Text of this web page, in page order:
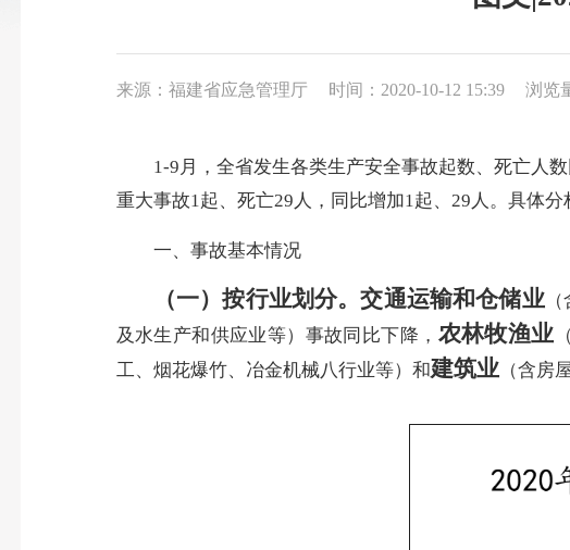
来源：福建省应急管理厅 时间：2020-10-12 15:39 浏览
1-9月，全省发生各类生产安全事故起数、死亡人数
重大事故1起、死亡29人，同比增加1起、29人。具体分
一、事故基本情况
（一）按行业划分。交通运输和仓储业（
及水生产和供应业等）事故同比下降， 农林牧渔业
工、烟花爆竹、冶金机械八行业等）和建筑业（含房